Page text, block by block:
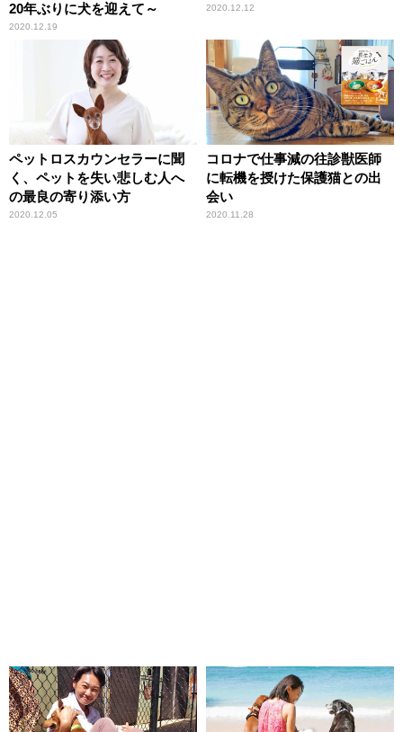
20年ぶりに犬を迎えて～
2020.12.19
2020.12.12
ペットロスカウンセラーに聞
く、ペットを失い悲しむ人へ
の最良の寄り添い方
2020.12.05
コロナで仕事減の往診獣医師
に転機を授けた保護猫との出
会い
2020.11.28